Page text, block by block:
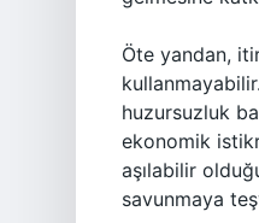
Öte yandan,
huzursuzluk
ekonomik
aşılabilir
savunmaya